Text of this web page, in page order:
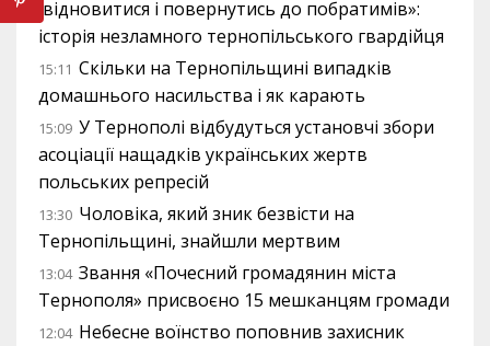
відновитися і повернутись до побратимів»:
історія незламного тернопільського гвардійця
15:11 Скільки на Тернопільщині випадків
домашнього насильства і як карають
15:09 У Тернополі відбудуться установчі збори
асоціації нащадків українських жертв
польських репресій
13:30 Чоловіка, який зник безвісти на
Тернопільщині, знайшли мертвим
13:04 Звання «Почесний громадянин міста
Тернополя» присвоєно 15 мешканцям громади
12:04 Небесне воїнство поповнив захисник